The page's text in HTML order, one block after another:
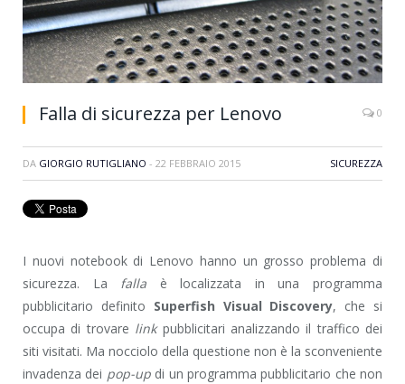
Falla di sicurezza per Lenovo 0
DA GIORGIO RUTIGLIANO - 22 FEBBRAIO 2015 SICUREZZA
I nuovi notebook di Lenovo hanno un grosso problema di
sicurezza. La falla è localizzata in una programma
pubblicitario definito Superfish Visual Discovery, che si
occupa di trovare linkpubblicitari analizzando il traffico dei
siti visitati. Ma nocciolo della questione non è la sconveniente
invadenza dei pop-updi un programma pubblicitario che non